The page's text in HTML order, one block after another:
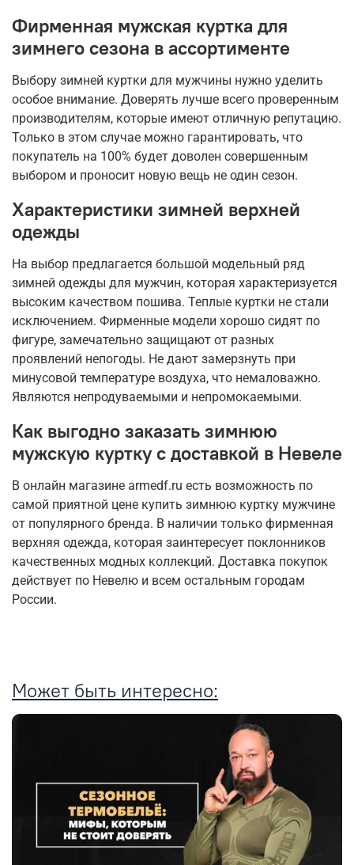
Фирменная мужская куртка для
зимнего сезона в ассортименте
Выбору зимней куртки для мужчины нужно уделить
особое внимание. Доверять лучше всего проверенным
производителям, которые имеют отличную репутацию.
Только в этом случае можно гарантировать, что
покупатель на 100% будет доволен совершенным
выбором и проносит новую вещь не один сезон.
Характеристики зимней верхней
одежды
На выбор предлагается большой модельный ряд
зимней одежды для мужчин, которая характеризуется
высоким качеством пошива. Теплые куртки не стали
исключением. Фирменные модели хорошо сидят по
фигуре, замечательно защищают от разных
проявлений непогоды. Не дают замерзнуть при
минусовой температуре воздуха, что немаловажно.
Являются непродуваемыми и непромокаемыми.
Как выгодно заказать зимнюю
мужскую куртку с доставкой в Невеле
В онлайн магазине armedf.ru есть возможность по
самой приятной цене купить зимнюю куртку мужчине
от популярного бренда. В наличии только фирменная
верхняя одежда, которая заинтересует поклонников
качественных модных коллекций. Доставка покупок
действует по Невелю и всем остальным городам
России.
Может быть интересно: